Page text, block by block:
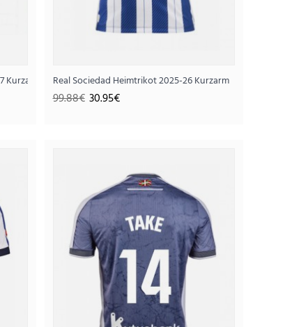
Real Sociedad Heimtrikot 2025-26 Kurzarm
99.88€ 30.95€